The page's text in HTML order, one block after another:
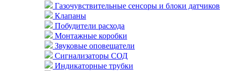
Газочувствительные сенсоры и блоки датчиков
Клапаны
Побудители расхода
Монтажные коробки
Звуковые оповещатели
Сигнализаторы СОД
Индикаторные трубки